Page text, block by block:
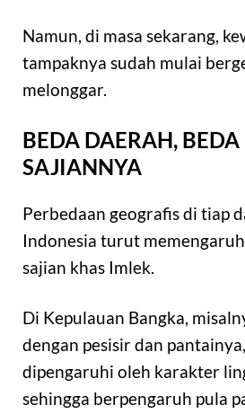
Namun, di masa sekarang,
tampaknya sudah mulai
melonggar.
BEDA DAERAH, BEDA
SAJIANNYA
Perbedaan geografis di tiap
Indonesia turut
sajian khas Imlek.
Di Kepulauan Bangka,
dengan pesisir dan
dipengaruhi oleh karakter
sehingga berpengaruh pula